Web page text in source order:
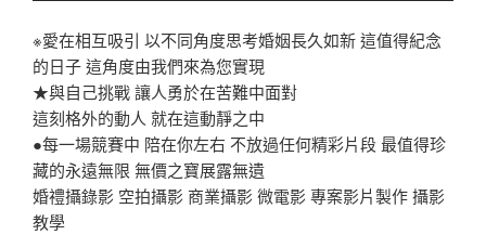
※愛在相互吸引 以不同角度思考婚姻長久如新 這值得紀念
的日子 這角度由我們來為您實現
★與自己挑戰 讓人勇於在苦難中面對
這刻格外的動人 就在這動靜之中
●每一場競賽中 陪在你左右 不放過任何精彩片段 最值得珍
藏的永遠無限 無價之寶展露無遺
婚禮攝錄影 空拍攝影 商業攝影 微電影 專案影片製作 攝影
教學